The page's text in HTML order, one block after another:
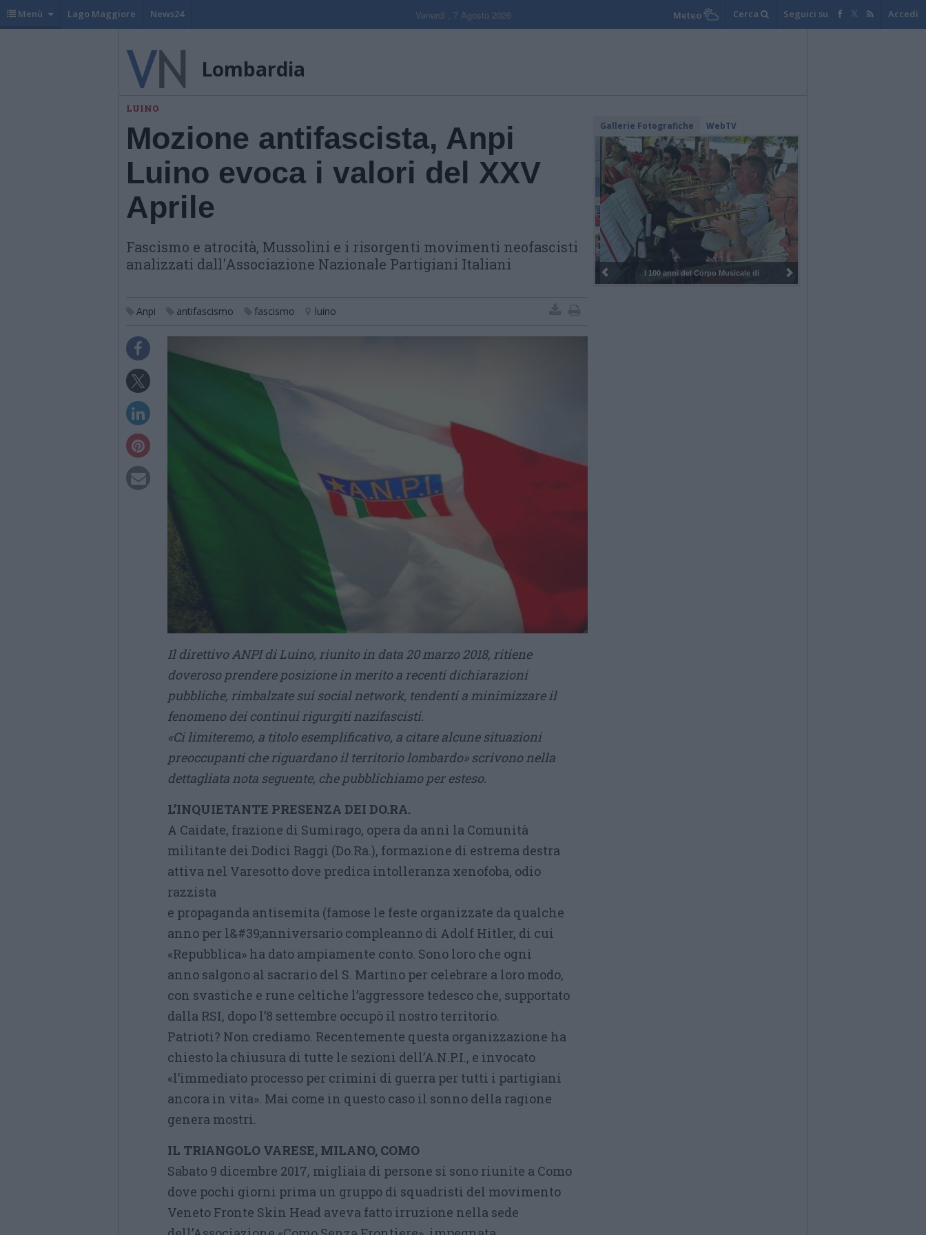
Menù Lago Maggiore News24 Venerdi , 7 Agosto 2026 Meteo Cerca Seguici su Accedi
Lombardia
LUINO
Mozione antifascista, Anpi
Luino evoca i valori del XXV
Aprile
Fascismo e atrocità, Mussolini e i risorgenti movimenti neofascisti
analizzati dall'Associazione Nazionale Partigiani Italiani
Anpi antifascismo fascismo luino
Il direttivo ANPI di Luino, riunito in data 20 marzo 2018, ritiene
doveroso prendere posizione in merito a recenti dichiarazioni
pubbliche, rimbalzate sui social network, tendenti a minimizzare il
fenomeno dei continui rigurgiti nazifascisti.
«Ci limiteremo, a titolo esemplificativo, a citare alcune situazioni
preoccupanti che riguardano il territorio lombardo» scrivono nella
dettagliata nota seguente, che pubblichiamo per esteso.
L’INQUIETANTE PRESENZA DEI DO.RA.
A Caidate, frazione di Sumirago, opera da anni la Comunità
militante dei Dodici Raggi (Do.Ra.), formazione di estrema destra
attiva nel Varesotto dove predica intolleranza xenofoba, odio
razzista
e propaganda antisemita (famose le feste organizzate da qualche
anno per l&#39;anniversario compleanno di Adolf Hitler, di cui
«Repubblica» ha dato ampiamente conto. Sono loro che ogni
anno salgono al sacrario del S. Martino per celebrare a loro modo,
con svastiche e rune celtiche l’aggressore tedesco che, supportato
dalla RSI, dopo l’8 settembre occupò il nostro territorio.
Patrioti? Non crediamo. Recentemente questa organizzazione ha
chiesto la chiusura di tutte le sezioni dell’A.N.P.I., e invocato
«l’immediato processo per crimini di guerra per tutti i partigiani
ancora in vita». Mai come in questo caso il sonno della ragione
genera mostri.
IL TRIANGOLO VARESE, MILANO, COMO
Sabato 9 dicembre 2017, migliaia di persone si sono riunite a Como
dove pochi giorni prima un gruppo di squadristi del movimento
Veneto Fronte Skin Head aveva fatto irruzione nella sede
Gallerie Fotografiche WebTV
I 100 anni del Corpo Musicale di